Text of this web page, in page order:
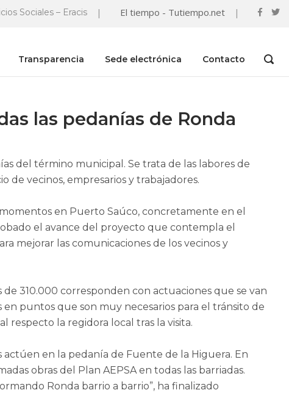
Sociales – Eracis | El tiempo - Tutiempo.net |
Transparencia Sede electrónica Contacto
OPEN
las pedanías de Ronda
del término municipal. Se trata de las labores de
de vecinos, empresarios y trabajadores.
en Puerto Saúco, concretamente en el
el avance del proyecto que contempla el
mejorar las comunicaciones de los vecinos y
310.000 corresponden con actuaciones que se van
puntos que son muy necesarios para el tránsito de
respecto la regidora local tras la visita.
actúen en la pedanía de Fuente de la Higuera. En
obras del Plan AEPSA en todas las barriadas.
Ronda barrio a barrio”, ha finalizado